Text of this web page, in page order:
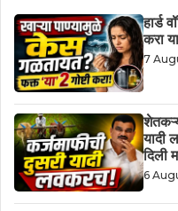
हार्ड
करा
7
यादी
दिली
6